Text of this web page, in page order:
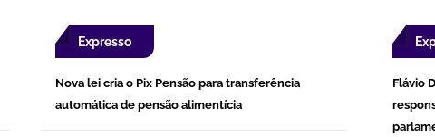
Expresso
Nova lei cria o Pix Pensão para transferência
automática de pensão alimentícia
Flávio